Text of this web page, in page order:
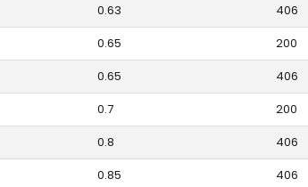
0.63 406
0.65 200
0.65 406
0.7 200
0.8 406
0.85 406